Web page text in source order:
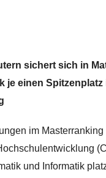
sichert sich in
je einen Spitzenplatz
im Masterranking
und Informatik